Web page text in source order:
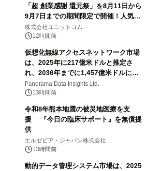
「超 創業感謝 還元祭」を8月11日から
9月7日までの期間限定で開催！人気の
ゲーミングPCや高性能ノートPCなど
対象iiyama PCのご購入で最大3万円分
株式会社ユニットコム
12時間前
仮想化無線アクセスネットワーク市場
は、2025年に217億米ドルと推定さ
れ、2036年までに1,457億米ドルに達
すると予測されており、予測期間
（2026年～2036年）
Panorama Data Insights Ltd.
13時間前
令和8年熊本地震の被災地医療を支
援 『今日の臨床サポート』を無償提
供
エルゼビア・ジャパン株式会社
13時間前
動的データ管理システム市場は、2025